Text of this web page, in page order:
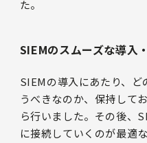
た。
SIEMのスムーズな導入
SIEMの導入にあたり、
うべきなのか、保持して
ら行いました。その後、
に接続していくのが最適